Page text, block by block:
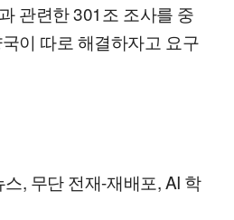
관련한 301조 조사를 중
이 따로 해결하자고 요구
, 무단 전재-재배포, AI 학